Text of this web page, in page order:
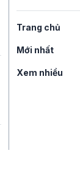
Trang chủ
Mới nhất
Xem nhiều